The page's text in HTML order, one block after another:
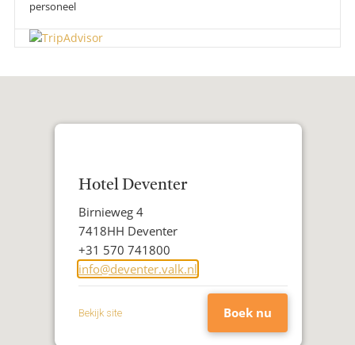
personeel
Hotel Deventer
Adres
Birnieweg 4
Postcode
Woonplaats
7418HH Deventer
Telefoon
+31 570 741800
E-
mailadres
info@deventer.valk.nl
Bekijk site Boek nu